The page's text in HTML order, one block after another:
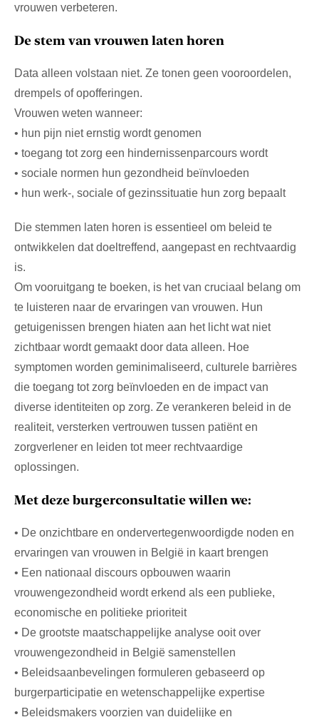
vrouwen verbeteren.
De stem van vrouwen laten horen
Data alleen volstaan niet. Ze tonen geen vooroordelen,
drempels of opofferingen.
Vrouwen weten wanneer:
• hun pijn niet ernstig wordt genomen
• toegang tot zorg een hindernissenparcours wordt
• sociale normen hun gezondheid beïnvloeden
• hun werk-, sociale of gezinssituatie hun zorg bepaalt
Die stemmen laten horen is essentieel om beleid te
ontwikkelen dat doeltreffend, aangepast en rechtvaardig
is.
Om vooruitgang te boeken, is het van cruciaal belang om
te luisteren naar de ervaringen van vrouwen. Hun
getuigenissen brengen hiaten aan het licht wat niet
zichtbaar wordt gemaakt door data alleen. Hoe
symptomen worden geminimaliseerd, culturele barrières
die toegang tot zorg beïnvloeden en de impact van
diverse identiteiten op zorg. Ze verankeren beleid in de
realiteit, versterken vertrouwen tussen patiënt en
zorgverlener en leiden tot meer rechtvaardige
oplossingen.
Met deze burgerconsultatie willen we:
• De onzichtbare en ondervertegenwoordigde noden en
ervaringen van vrouwen in België in kaart brengen
• Een nationaal discours opbouwen waarin
vrouwengezondheid wordt erkend als een publieke,
economische en politieke prioriteit
• De grootste maatschappelijke analyse ooit over
vrouwengezondheid in België samenstellen
• Beleidsaanbevelingen formuleren gebaseerd op
burgerparticipatie en wetenschappelijke expertise
• Beleidsmakers voorzien van duidelijke en